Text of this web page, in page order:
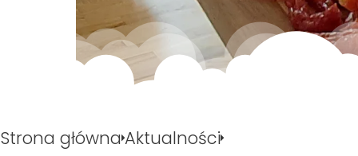
Strona głównaAktualności